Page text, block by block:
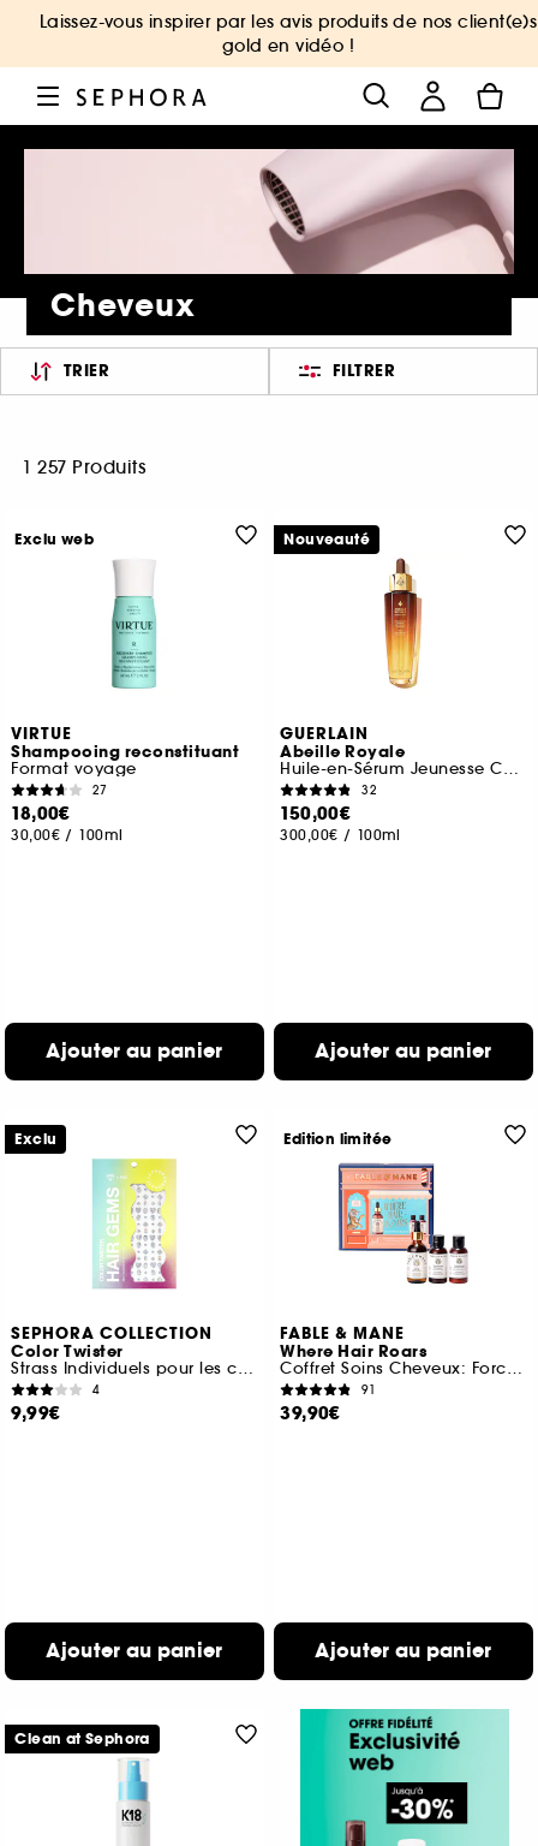
Laissez-vous inspirer par les avis produits de nos client(e)s
gold en vidéo !
Cheveux
TRIER FILTRER
1 257 Produits
VIRTUE
Shampooing reconstituant
Format voyage
27
18,00€
30,00€ / 100ml
Ajouter au panier
Exclu web
GUERLAIN
Abeille Royale
Huile-en-Sérum Jeunesse Cuir Chevelu et Cheveux
32
150,00€
300,00€ / 100ml
Ajouter au panier
Nouveauté
SEPHORA COLLECTION
Color Twister
Strass Individuels pour les cheveux
4
9,99€
Ajouter au panier
Exclu
FABLE & MANE
Where Hair Roars
Coffret Soins Cheveux: Force, Volume & Brillance
91
39,90€
Ajouter au panier
Edition limitée
Clean at Sephora